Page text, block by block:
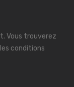
Vous trouverez
conditions